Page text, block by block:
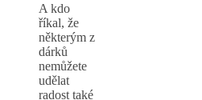
A kdo
říkal, že
některým z
dárků
nemůžete
udělat
radost také